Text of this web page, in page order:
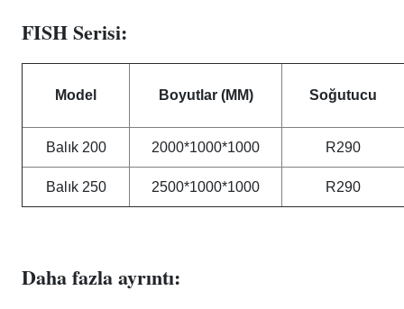
FISH Serisi:
Model Boyutlar (MM) Soğutucu
Balık 200 2000*1000*1000 R290
Balık 250 2500*1000*1000 R290
Daha fazla ayrıntı: